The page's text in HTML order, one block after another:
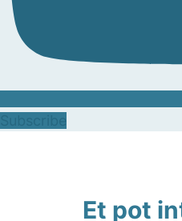
Et pot